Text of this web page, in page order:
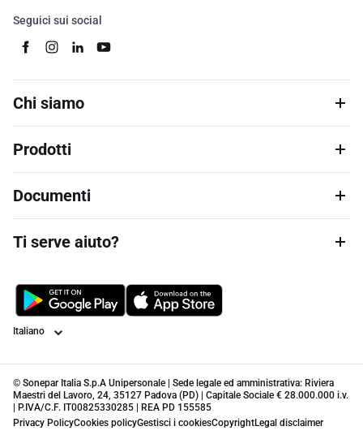
Seguici sui social
Chi siamo
Prodotti
Documenti
Ti serve aiuto?
Lingua
© Sonepar Italia S.p.A Unipersonale | Sede legale ed amministrativa: Riviera
Maestri del Lavoro, 24, 35127 Padova (PD) | Capitale Sociale € 28.000.000 i.v.
| P.IVA/C.F. IT00825330285 | REA PD 155585
Privacy PolicyCookies policyGestisci i cookiesCopyrightLegal disclaimer